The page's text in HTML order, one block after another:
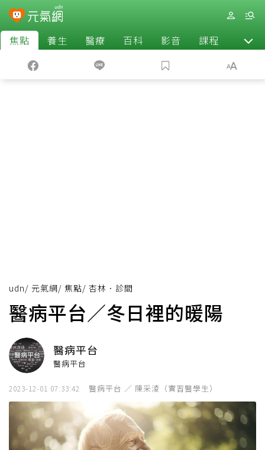
焦點 養生 醫療 百科 影音 課程 退休
udn/ 元氣網/ 焦點/ 杏林．診間
醫病平台／冬日裡的暖陽
醫病平台
醫病平台
2023-12-01 07:33:42 醫病平台 ／ 陳采淩（實習醫學生）